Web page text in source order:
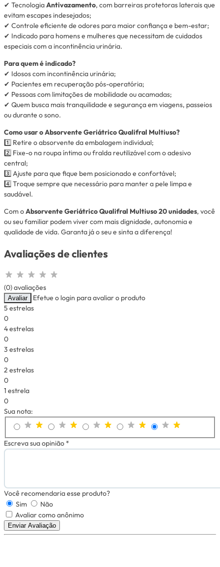
✔ TecnologiaAntivazamento, com barreiras protetoras laterais que
evitam escapes indesejados;
✔ Controle eficiente de odores para maior confiança e bem-estar;
✔ Indicado para homens e mulheres que necessitam de cuidados
especiais com a incontinência urinária.
Para quem é indicado?
✔ Idosos com incontinência urinária;
✔ Pacientes em recuperação pós-operatória;
✔ Pessoas com limitações de mobilidade ou acamadas;
✔ Quem busca mais tranquilidade e segurança em viagens, passeios
ou durante o sono.
Como usar o Absorvente Geriátrico Qualifral Multiuso?
1️⃣ Retire o absorvente da embalagem individual;
2️⃣ Fixe-o na roupa íntima ou fralda reutilizável com o adesivo
central;
3️⃣ Ajuste para que fique bem posicionado e confortável;
4️⃣ Troque sempre que necessário para manter a pele limpa e
saudável.
Com oAbsorvente Geriátrico Qualifral Multiuso 20 unidades, você
ou seu familiar podem viver com mais dignidade, autonomia e
qualidade de vida. Garanta já o seu e sinta a diferença!
Avaliações de clientes
(0) avaliações
Avaliar
Efetue o login para avaliar o produto
5 estrelas
0
4 estrelas
0
3 estrelas
0
2 estrelas
0
1 estrela
0
Sua nota:
Escreva sua opinião *
Você recomendaria esse produto?
Sim
Não
Avaliar como anônimo
Enviar Avaliação